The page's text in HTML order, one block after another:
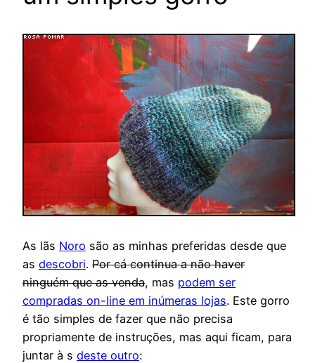
As lãs Noro são as minhas preferidas desde que
as descobri. Por cá continua a não haver
ninguém que as venda, mas podem ser
compradas on-line em inúmeras lojas. Este gorro
é tão simples de fazer que não precisa
propriamente de instruções, mas aqui ficam, para
juntar à s deste outro: